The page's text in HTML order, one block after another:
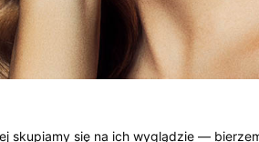
skupiamy się na ich wyglądzie —